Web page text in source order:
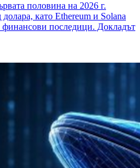
половина на 2026 г.
като Ethereum и Solana
финансови последици. Докладът